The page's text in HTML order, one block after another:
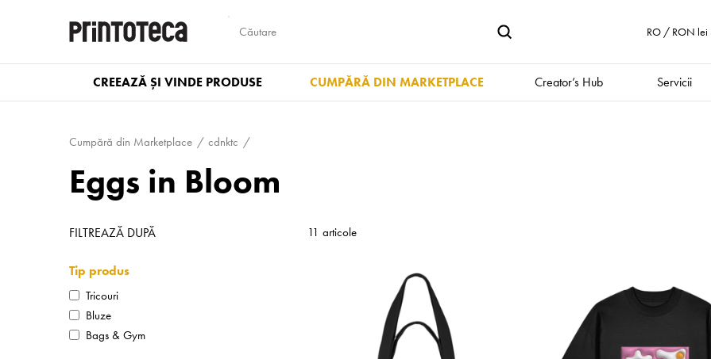
RO / RON lei
CREEAZĂ ȘI VINDE PRODUSE CUMPĂRĂ DIN MARKETPLACE Creator’s Hub Servicii
Cumpără din Marketplace cdnktc
Eggs in Bloom
FILTREAZĂ DUPĂ
Tip produs
Tricouri
Bluze
Bags & Gym
11 articole